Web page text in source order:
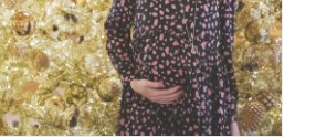
Baby Shower Party